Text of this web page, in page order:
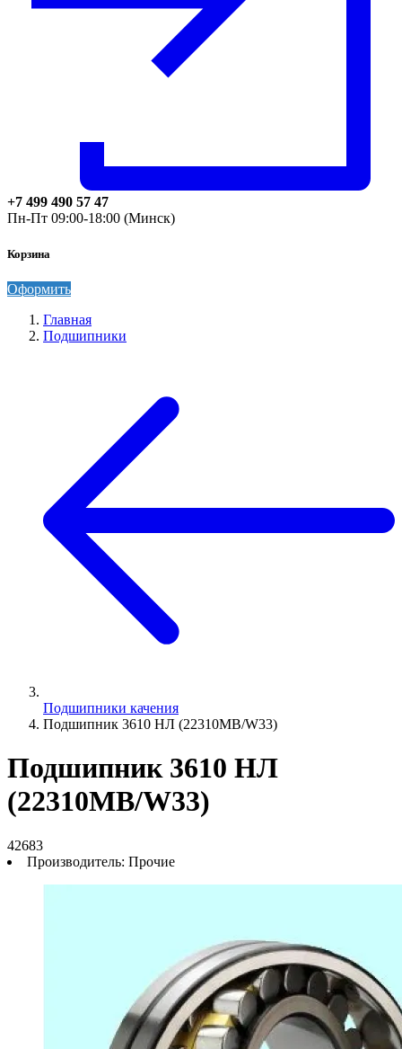
+7 499 490 57 47
Пн-Пт 09:00-18:00 (Минск)
Корзина
Оформить
Главная
Подшипники
Подшипники качения
Подшипник 3610 НЛ (22310MB/W33)
Подшипник 3610 НЛ
(22310MB/W33)
42683
Производитель: Прочие